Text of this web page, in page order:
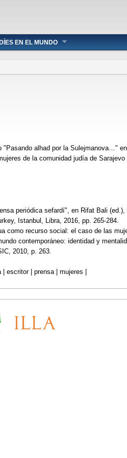
EN EL MUNDO
alhad por la Sulejmanova…"
de la comunidad judía de
periódica sefardí", en Rifat Bali (ed.),
Istanbul, Libra, 2016, pp. 265-284.
como recurso social: el caso de las
contemporáneo: identidad y
2010, p. 263.
escritor | prensa | mujeres |